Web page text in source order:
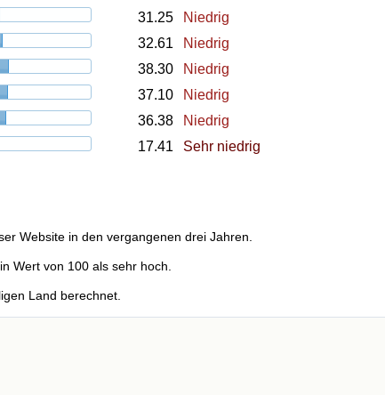
31.25
Niedrig
32.61
Niedrig
38.30
Niedrig
37.10
Niedrig
36.38
Niedrig
17.41 Sehr niedrig
Website in den vergangenen drei Jahren.
Wert von 100 als sehr hoch.
Land berechnet.